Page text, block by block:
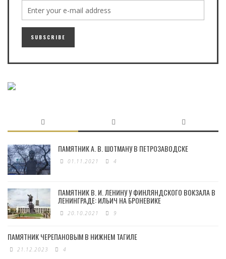
ПАМЯТНИК А. В. ШОТМАНУ В ПЕТРОЗАВОДСКЕ
01.11.2021 4
ПАМЯТНИК В. И. ЛЕНИНУ У ФИНЛЯНДСКОГО ВОКЗАЛА В
ЛЕНИНГРАДЕ: ИЛЬИЧ НА БРОНЕВИКЕ
20.10.2021 9
ПАМЯТНИК ЧЕРЕПАНОВЫМ В НИЖНЕМ ТАГИЛЕ
21.12.2023 4